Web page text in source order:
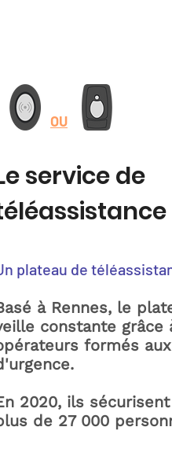
OU
service de
plateau de
à Rennes, le
constante grâce
formés
2020, ils
de 27 000